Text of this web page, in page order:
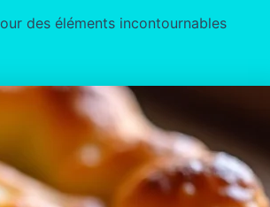
des éléments incontournables